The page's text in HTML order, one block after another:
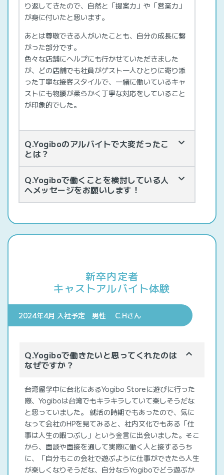
り返してきたので、自然と「提案力」や「営業力」
が身に付いたと思います。
あとは尊敬できる人がいたことも、自分の成長に繋
がった部分です。
色々な店舗にヘルプにも行かせていただきました
が、どの店舗でも社員がゲスト一人ひとりに寄り添
った丁寧な接客スタイルで、一緒に働いているキャ
ストにも物腰が柔らかく丁寧な対応をしていること
が印象的でした。
Q.Yogiboのアルバイトで大変だったこ
とは？
Q.Yogiboで働くことを検討している人
へメッセージをお願いします！
新卒内定者
キャストアルバイト体験
2024年4月 入社予定 男性 C.Hさん
Q.Yogiboで働きたいと思ってくれたのは
なぜですか？
台湾留学中に台北にあるYogibo Storeに遊びに行った
際、Yogiboは台湾でもキラキラしていて楽しそうだな
と思っていました。 就活の時期でもあったので、気に
なって会社のHPを見てみると、社内文化でもある「仕
事は人生の暇つぶし」という金言に出会いました。そこ
から、面談や面接を通して実際に働く人と接するうち
に、「自分もこの会社で遊ぶように仕事ができたら人生
が楽しくなりそうだな、自分ならYogiboでどう遊ぶか